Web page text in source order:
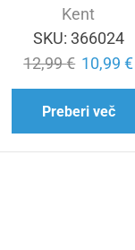
Kent
SKU: 366024
12,99€ 10,99€
Preberi več